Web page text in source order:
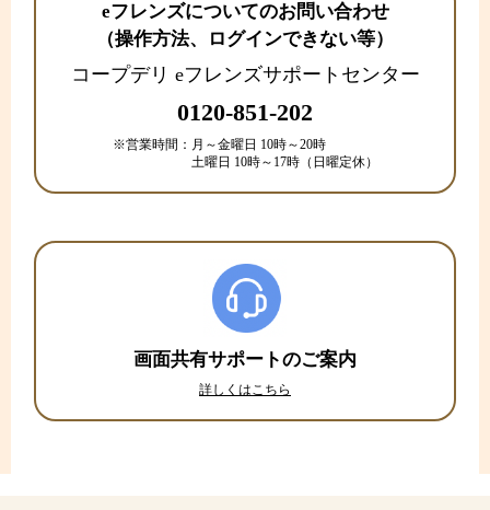
eフレンズについてのお問い合わせ
（操作方法、ログインできない等）
コープデリ eフレンズサポートセンター
0120-851-202
※営業時間： 月～金曜日 10時～20時
土曜日 10時～17時（日曜定休）
画面共有サポートのご案内
詳しくはこちら